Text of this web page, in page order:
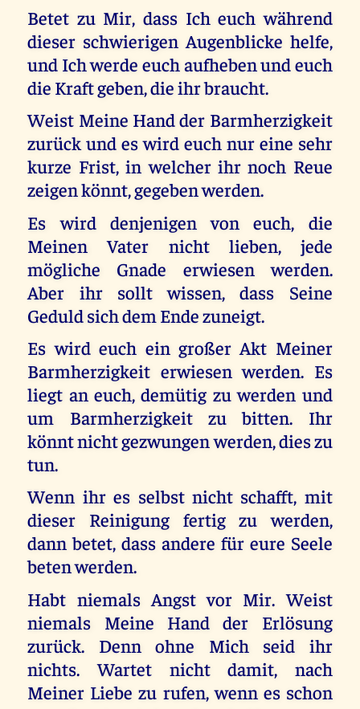
Betet zu Mir, dass Ich euch während
dieser schwierigen Augenblicke helfe,
und Ich werde euch aufheben und euch
die Kraft geben, die ihr braucht.
Weist Meine Hand der Barmherzigkeit
zurück und es wird euch nur eine sehr
kurze Frist, in welcher ihr noch Reue
zeigen könnt, gegeben werden.
Es wird denjenigen von euch, die
Meinen Vater nicht lieben, jede
mögliche Gnade erwiesen werden.
Aber ihr sollt wissen, dass Seine
Geduld sich dem Ende zuneigt.
Es wird euch ein großer Akt Meiner
Barmherzigkeit erwiesen werden. Es
liegt an euch, demütig zu werden und
um Barmherzigkeit zu bitten. Ihr
könnt nicht gezwungen werden, dies zu
tun.
Wenn ihr es selbst nicht schafft, mit
dieser Reinigung fertig zu werden,
dann betet, dass andere für eure Seele
beten werden.
Habt niemals Angst vor Mir. Weist
niemals Meine Hand der Erlösung
zurück. Denn ohne Mich seid ihr
nichts. Wartet nicht damit, nach
Meiner Liebe zu rufen, wenn es schon